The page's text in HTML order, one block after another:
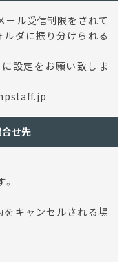
ール受信制限をされて
ルダに振り分けられる
設定をお願い致しま
合せ先
キャンセルされる場